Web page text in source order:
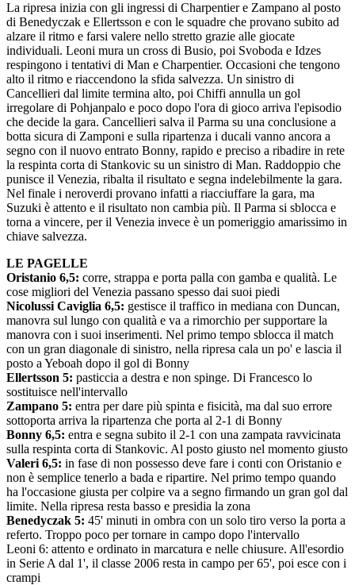
La ripresa inizia con gli ingressi di Charpentier e Zampano al posto
di Benedyczak e Ellertsson e con le squadre che provano subito ad
alzare il ritmo e farsi valere nello stretto grazie alle giocate
individuali. Leoni mura un cross di Busio, poi Svoboda e Idzes
respingono i tentativi di Man e Charpentier. Occasioni che tengono
alto il ritmo e riaccendono la sfida salvezza. Un sinistro di
Cancellieri dal limite termina alto, poi Chiffi annulla un gol
irregolare di Pohjanpalo e poco dopo l'ora di gioco arriva l'episodio
che decide la gara. Cancellieri salva il Parma su una conclusione a
botta sicura di Zamponi e sulla ripartenza i ducali vanno ancora a
segno con il nuovo entrato Bonny, rapido e preciso a ribadire in rete
la respinta corta di Stankovic su un sinistro di Man. Raddoppio che
punisce il Venezia, ribalta il risultato e segna indelebilmente la gara.
Nel finale i neroverdi provano infatti a riacciuffare la gara, ma
Suzuki è attento e il risultato non cambia più. Il Parma si sblocca e
torna a vincere, per il Venezia invece è un pomeriggio amarissimo in
chiave salvezza.
LE PAGELLE
Oristanio 6,5: corre, strappa e porta palla con gamba e qualità. Le
cose migliori del Venezia passano spesso dai suoi piedi
Nicolussi Caviglia 6,5: gestisce il traffico in mediana con Duncan,
manovra sul lungo con qualità e va a rimorchio per supportare la
manovra con i suoi inserimenti. Nel primo tempo sblocca il match
con un gran diagonale di sinistro, nella ripresa cala un po' e lascia il
posto a Yeboah dopo il gol di Bonny
Ellertsson 5: pasticcia a destra e non spinge. Di Francesco lo
sostituisce nell'intervallo
Zampano 5: entra per dare più spinta e fisicità, ma dal suo errore
sottoporta arriva la ripartenza che porta al 2-1 di Bonny
Bonny 6,5: entra e segna subito il 2-1 con una zampata ravvicinata
sulla respinta corta di Stankovic. Al posto giusto nel momento giusto
Valeri 6,5: in fase di non possesso deve fare i conti con Oristanio e
non è semplice tenerlo a bada e ripartire. Nel primo tempo quando
ha l'occasione giusta per colpire va a segno firmando un gran gol dal
limite. Nella ripresa resta basso e presidia la zona
Benedyczak 5: 45' minuti in ombra con un solo tiro verso la porta a
referto. Troppo poco per tornare in campo dopo l'intervallo
Leoni 6: attento e ordinato in marcatura e nelle chiusure. All'esordio
in Serie A dal 1', il classe 2006 resta in campo per 65', poi esce con i
crampi